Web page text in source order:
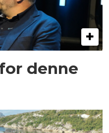
denne